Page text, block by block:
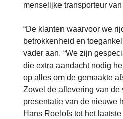
menselijke transporteur
“De klanten waarvoor we
betrokkenheid en
vader aan. “We zijn
die extra aandacht nodig
op alles om de gemaakte
Zowel de aflevering van
presentatie van de nieuwe
Hans Roelofs tot het